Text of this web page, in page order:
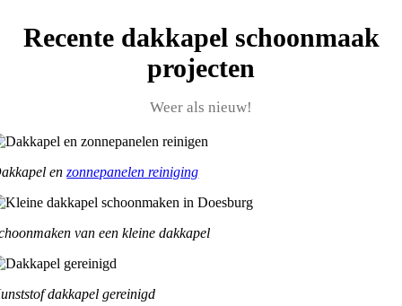
Recente dakkapel schoonmaak
projecten
Weer als nieuw!
enzonnepanelen reiniging
van een kleine dakkapel
dakkapel gereinigd